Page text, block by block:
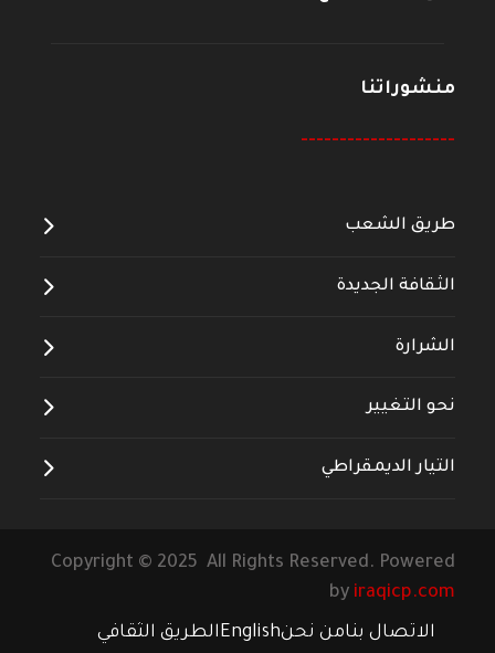
منشوراتنا
--------------------
طريق الشعب
الثقافة الجديدة
الشرارة
نحو التغيير
التيار الديمقراطي
Copyright © 2025 All Rights Reserved. Powered
by iraqicp.com
الاتصال بنامن نحنEnglishالطريق الثقافي